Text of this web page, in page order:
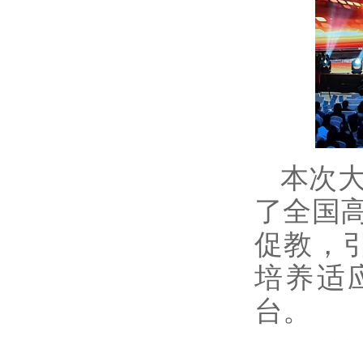
本次
了全国
促教，
培养适
台。